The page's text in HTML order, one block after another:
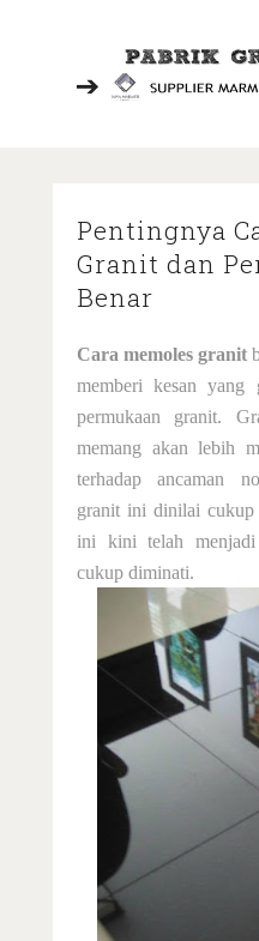
About Us
Cara Memasang
Memotong Granit
Pisau Potong Granit
Perawatan
Cara Membersihkan
Cara Memoles
Aplikasi
Tipe Batu Granit
Memilih Lantai
Pentingnya
Granit dan
Benar
Cara memoles granit
memberi kesan yang
permukaan granit.
memang akan lebih
terhadap ancaman
granit ini dinilai cukup
ini kini telah menjadi
cukup diminati.